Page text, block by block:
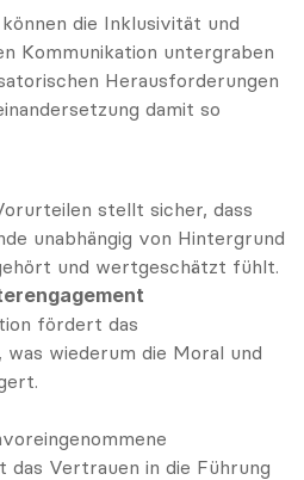
die Inklusivität und
Kommunikation untergraben
Herausforderungen
damit so
stellt sicher, dass
unabhängig von Hintergrund
und wertgeschätzt fühlt.
fördert das
wiederum die Moral und
das Vertrauen in die Führung